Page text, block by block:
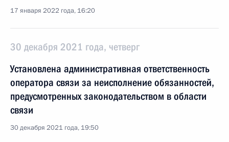
17 января 2022 года, 16:20
30 декабря 2021 года, четверг
Установлена административная ответственность
оператора связи за неисполнение обязанностей,
предусмотренных законодательством в области
связи
30 декабря 2021 года, 19:50